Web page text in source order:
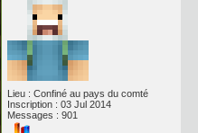
Lieu : Confiné au pays du comté
Inscription : 03 Jul 2014
Messages : 901